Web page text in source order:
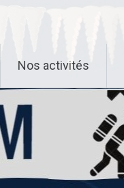
Nos activités